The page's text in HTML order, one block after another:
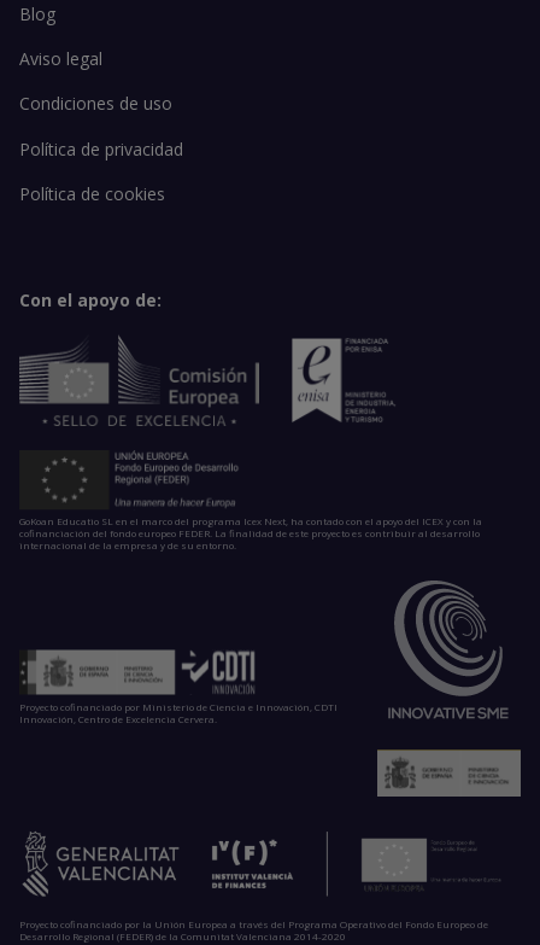
Blog
Aviso legal
Condiciones de uso
Política de privacidad
Política de cookies
Con el apoyo de:
GoKoan Educatio SL en el marco del programa Icex Next, ha contado con el apoyo del ICEX y con la
cofinanciación del fondo europeo FEDER. La finalidad de este proyecto es contribuir al desarrollo
internacional de la empresa y de su entorno.
Proyecto cofinanciado por Ministerio de Ciencia e Innovación, CDTI
Innovación, Centro de Excelencia Cervera.
Proyecto cofinanciado por la Unión Europea a través del Programa Operativo del Fondo Europeo de
Desarrollo Regional (FEDER) de la Comunitat Valenciana 2014-2020